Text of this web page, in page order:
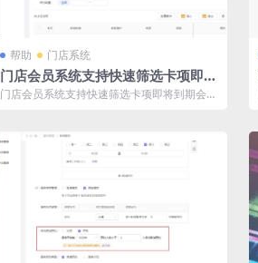
帮助 门店系统
门店会员系统支持快速筛选卡项即将
到期会员
门店会员系统支持快速筛选卡项即将到期会员